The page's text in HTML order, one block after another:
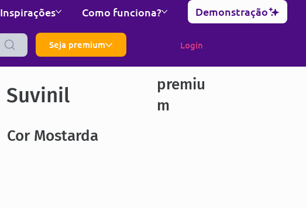
Inspirações Como funciona? Demonstração
Seja premium Login
Suvinil
premiu
m
Cor Mostarda